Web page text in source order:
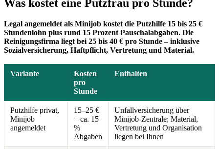
Was kostet eine Putzfrau pro Stunde?
Legal angemeldet als Minijob kostet die Putzhilfe 15 bis 25 €
Stundenlohn plus rund 15 Prozent Pauschalabgaben. Die
Reinigungsfirma liegt bei 25 bis 40 € pro Stunde – inklusive
Sozialversicherung, Haftpflicht, Vertretung und Material.
Variante
Kosten
pro
Stunde
Enthalten
Putzhilfe privat,
Minijob
angemeldet
15–25 €
+ ca. 15
%
Abgaben
Unfallversicherung über
Minijob-Zentrale; Material,
Vertretung und Organisation
liegen bei Ihnen